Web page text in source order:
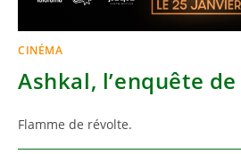
CINÉMA
Ashkal, l’enquête
Flamme de révolte.